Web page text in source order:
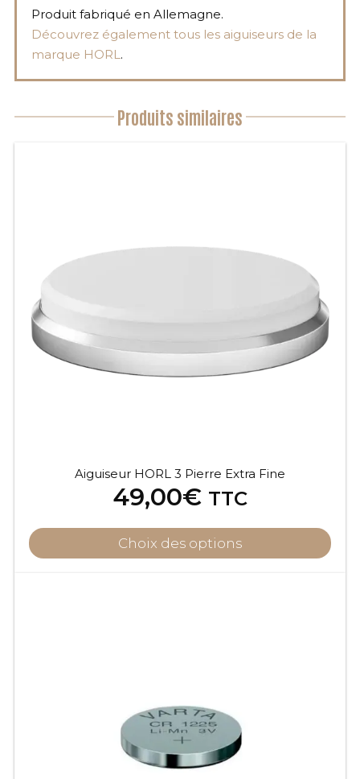
Produit fabriqué en Allemagne.
Découvrez également tous les aiguiseurs de la
marque HORL.
Produits similaires
Aiguiseur HORL 3 Pierre Extra Fine
49,00€ TTC
Choix des options